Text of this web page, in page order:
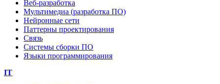
Веб-разработка
Мультимедиа (разработка ПО)
Нейронные сети
Паттерны проектирования
Связь
Системы сборки ПО
Языки программирования
IT